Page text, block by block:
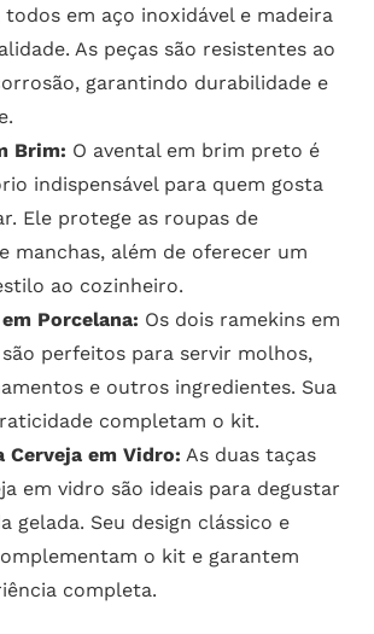
em aço inoxidável e madeira
As peças são resistentes ao
garantindo durabilidade e
Brim: O avental em brim preto é
indispensável para quem gosta
Ele protege as roupas de
manchas, além de oferecer um
ao cozinheiro.
Porcelana: Os dois ramekins em
perfeitos para servir molhos,
e outros ingredientes. Sua
completam o kit.
Cerveja em Vidro: As duas taças
em vidro são ideais para degustar
gelada. Seu design clássico e
o kit e garantem
completa.